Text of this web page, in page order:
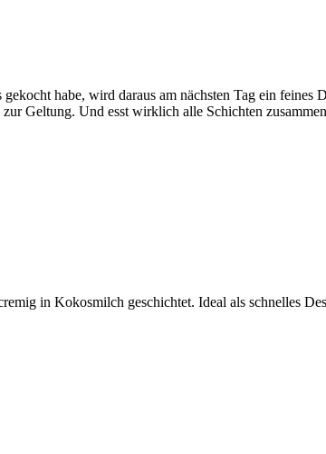
habe, wird daraus am nächsten Tag ein feines
Geltung. Und esst wirklich alle Schichten
in Kokosmilch geschichtet. Ideal als schnelles